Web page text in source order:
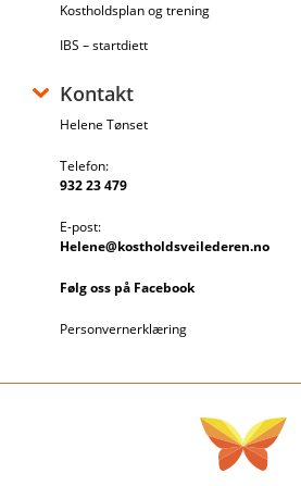
Kostholdsplan og trening
IBS – startdiett
Kontakt
Helene Tønset
Telefon:
932 23 479
E-post:
Helene@kostholdsveilederen.no
Følg oss på Facebook
Personvernerklæring